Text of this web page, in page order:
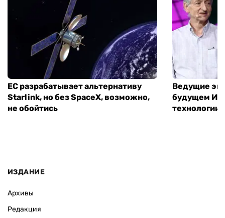
ЕС разрабатывает альтернативу
Starlink, но без SpaceX, возможно,
не обойтись
Ведущие
будущем
технологии
ИЗДАНИЕ
Архивы
Редакция